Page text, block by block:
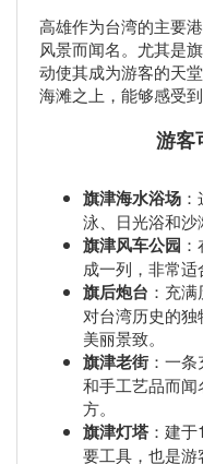
高雄作为台湾的主要
风景而闻名。尤其是
动使其成为游客的天
海滩之上，能够感受
游客
旗津海水浴场
泳、日光浴和沙
旗津风车公园
成一列，非常适
旗后炮台 ：充
对台湾历史的
美丽景致。
旗津老街 ：一
和手工艺品而
方。
旗津灯塔 ：建
要工具，也是